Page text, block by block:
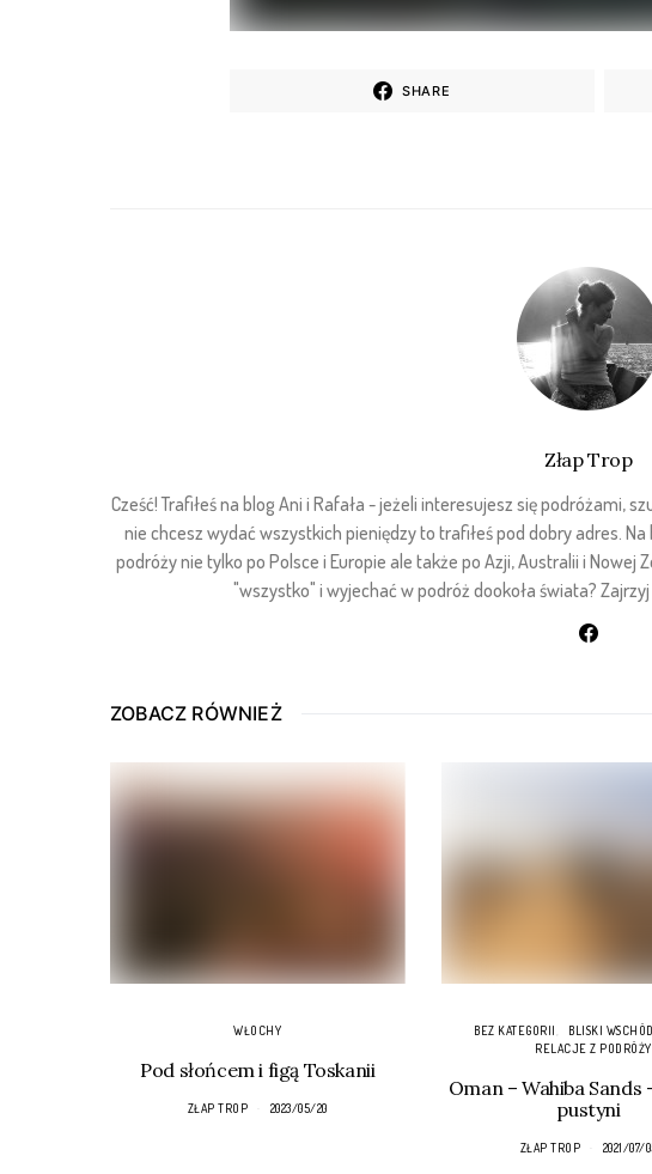
SHARE
Złap Trop
Cześć! Trafiłeś na blog Ani i Rafała - jeżeli interesujesz się podróżami,
nie chcesz wydać wszystkich pieniędzy to trafiłeś pod dobry adres.
podróży nie tylko po Polsce i Europie ale także po Azji, Australii i Nowej
"wszystko" i wyjechać w podróż dookoła świata?
ZOBACZ RÓWNIEŻ
WŁOCHY
Pod słońcem i figą Toskanii
ZŁAP TROP 2023/05/20
BEZ KATEGORII BLISKI WSCHÓD
RELACJE Z PODRÓŻY
Oman – Wahiba Sands
pustyni
ZŁAP TROP 2021/07/